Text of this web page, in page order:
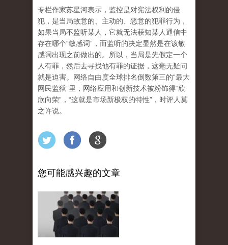
专栏作家苏星河表示，监控是对宪法权利的侵
犯，是当局故意的、主动的、恶意的犯罪行为，
如果当局不监听某人，它就无法获知某人通信中
存在哪个“敏感词”，而监听的决定显然是在该敏
感词出现之前做出的。所以，当局是先假定一个
人有罪，然后去寻找他有罪的证据，这毫无疑问
就是迫害。网络自由度全球排名倒数第三的“最大
网民监狱”里，网络应用和创新技术被粉饰得“欣
欣向荣”，“这就是市场新极权的特性”，时评人莫
之许说。
您可能感兴趣的文章